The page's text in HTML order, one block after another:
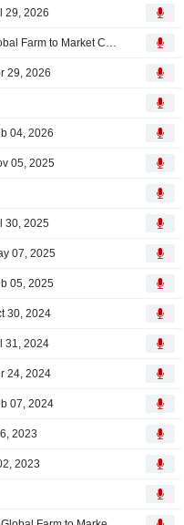
29, 2026
Transcript : Bunge Global SA Presents at 21st Annual Global Farm to Market Conference, May-13-2026 01:15 PM
29, 2026
04, 2026
05, 2025
30, 2025
07, 2025
05, 2025
30, 2024
31, 2024
24, 2024
07, 2024
2023
2023